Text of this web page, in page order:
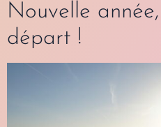
Nouvelle
départ !